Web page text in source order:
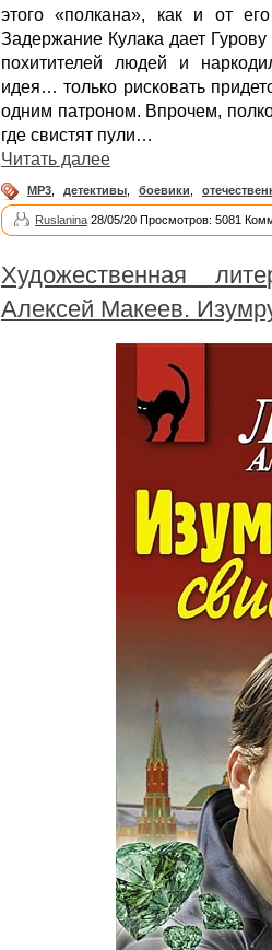
этого «полкана», как и от
Задержание Кулака дает
похитителей людей и
идея… только рисковать
одним патроном. Впрочем,
где свистят пули…
Читать далее
MP3 детективы боевики
Ruslanina 28/05/20 Просмотров: 5081
Художественная
Алексей Макеев.